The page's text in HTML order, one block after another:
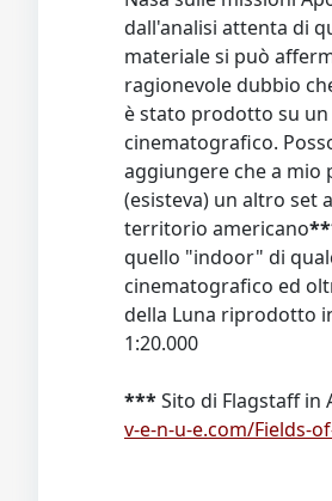
dall'analisi attenta di
materiale si può
ragionevole dubbio
è stato prodotto su un
cinematografico.
aggiungere che a mio
(esisteva) un altro set
territorio americano
quello "indoor" di
cinematografico ed
della Luna riprodotto
1:20.000
***Sito di Flagstaff in
v-e-n-u-e.com/Fields-